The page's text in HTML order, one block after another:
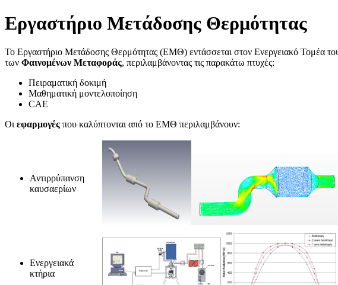
Εργαστήριο Μετάδοσης Θερμότητας
Το Εργαστήριο Μετάδοσης Θερμότητας (ΕΜΘ) εντάσσεται στον Ενεργειακό Τομέα
των Φαινομένων Μεταφοράς, περιλαμβάνοντας τις παρακάτω πτυχές:
Πειραματική δοκιμή
Μαθηματική μοντελοποίηση
CAE
Οι εφαρμογές που καλύπτονται από το ΕΜΘ περιλαμβάνουν:
Αντιρρύπανση
καυσαερίων
Ενεργειακά
κτήρια